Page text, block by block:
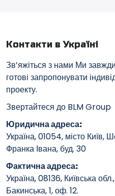
Контакти в Україні
Зв’яжіться з нами Ми завжди
готові запропонувати
проекту.
Звертайтеся до BLM Group
Юридична адреса:
Україна, 01054, місто Київ,
Франка Івана, буд. 30
Фактична адреса:
Україна, 08136, Київська
Бакинська, 1, оф. 12.